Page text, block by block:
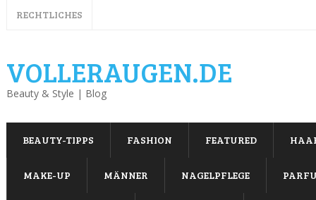
RECHTLICHES
VOLLERAUGEN.DE
Beauty & Style | Blog
BEAUTY-TIPPS FASHION FEATURED
MAKE-UP MÄNNER NAGELPFLEGE